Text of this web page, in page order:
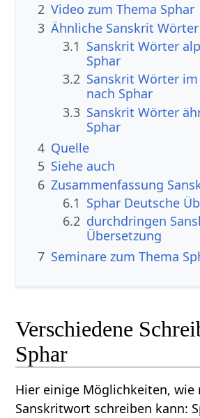
2 Video zum Thema Sphar
3 Ähnliche Sanskrit
3.1 Sanskrit Wörter
Sphar
3.2 Sanskrit Wörter
nach Sphar
3.3 Sanskrit Wörter
Sphar
4 Quelle
5 Siehe auch
6 Zusammenfassung
6.1 Sphar Deutsche
6.2 durchdringen
Übersetzung
7 Seminare zum Thema
Verschiedene
Sphar
Hier einige Möglichkeiten, wie
Sanskritwort schreiben kann: